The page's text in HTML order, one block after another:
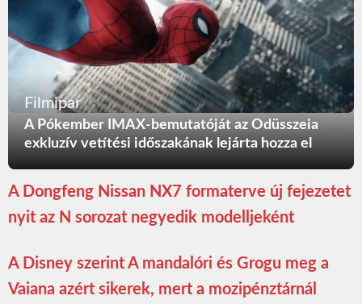
Filmipar
A Pókember IMAX-bemutatóját az Odüsszeia
exkluzív vetítési időszakának lejárta hozza el
A Dongfeng Nissan NX7 formaterve új fejezetet
nyit az N sorozat negyedik modelljeként
A Disney szerint A mandalóri és Grogu meg a
Vaiana azért sikerek, mert a mozipénztárnál